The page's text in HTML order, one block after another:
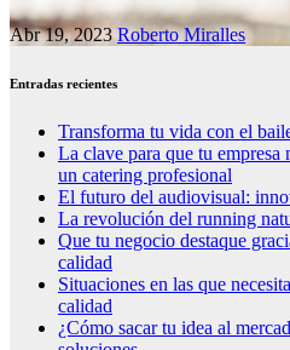
Abr 19, 2023Roberto Miralles
Entradas recientes
Transforma tu vida con el
La clave para que tu empresa marque la diferencia, contrata
un catering profesional
El futuro del audiovisual:
La revolución del running
Que tu negocio destaque gracias a un trabajo de rotulación de
calidad
Situaciones en las que necesitas acudir a un osteópata de
calidad
¿Cómo sacar tu idea al mercado? Art Aurea Studio tiene las